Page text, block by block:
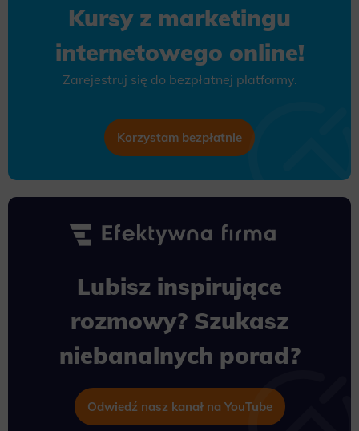
Kursy z marketingu
internetowego online!
Zarejestruj się do bezpłatnej platformy.
Korzystam bezpłatnie
Lubisz inspirujące
rozmowy? Szukasz
niebanalnych porad?
Odwiedź nasz kanał na YouTube